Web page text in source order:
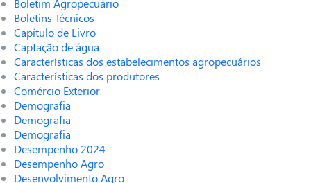
Boletim Agropecuário
Boletins Técnicos
Capítulo de Livro
Captação de água
Características dos estabelecimentos agropecuários
Características dos produtores
Comércio Exterior
Demografia
Demografia
Demografia
Desempenho 2024
Desempenho Agro
Desenvolvimento Agro